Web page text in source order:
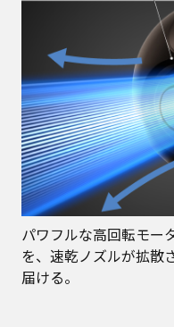
パワフルな高回転モー
を、速乾ノズルが拡散
届ける。